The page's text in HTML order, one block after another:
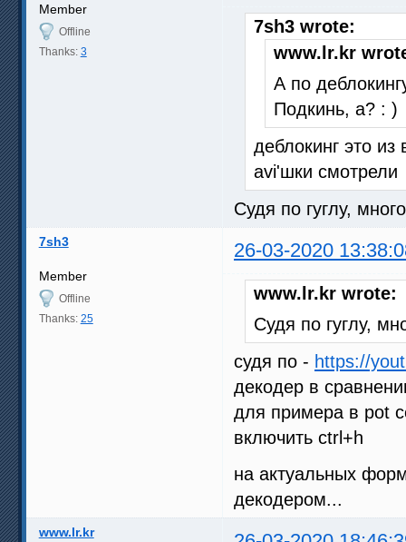
Member
Offline
Thanks: 3
7sh3 wrote:
www.lr.kr
А по
Подкинь, а? : )
деблокинг это
avi'шки смотрели
Судя по гуглу,
7sh3 26-03-2020
Member
Offline
Thanks: 25
www.lr.kr wrote:
Судя по гуглу,
судя по - https://
декодер в
для примера в pot
включить ctrl+h
на актуальных
декодером...
www.lr.kr